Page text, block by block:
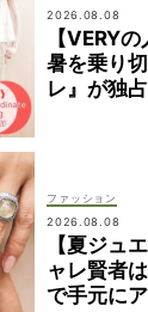
2026.08.08
【VERY
暑を乗り
レ』が独
ファッション
2026.08.08
【夏ジュ
ャレ賢者
で手元に